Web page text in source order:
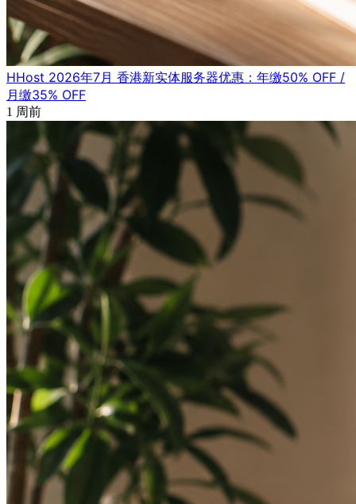
HHost 2026年7月 香港新实体服务器优惠：年缴50% OFF /
月缴35% OFF
1 周前